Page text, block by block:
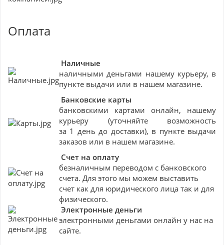
Оплата
Наличные
наличными деньгами нашему курьеру, в
пункте выдачи или в нашем магазине.
Банковские карты
банковскими картами онлайн, нашему
курьеру (уточняйте возможность
за 1 день до доставки), в пункте выдачи
заказов или в нашем магазине.
Счет на оплату
безналичным переводом с банковского
счета. Для этого мы можем выставить
счет как для юридического лица так и для
физического.
Электронные деньги
электронными деньгами онлайн у нас на
сайте.